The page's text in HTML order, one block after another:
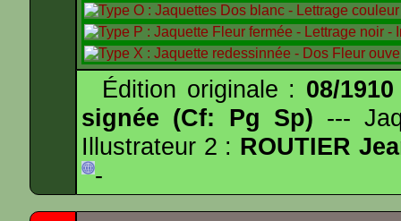
Édition originale : 08/1910
signée (Cf: Pg Sp) ---
Illustrateur 2 : ROUTIER
-